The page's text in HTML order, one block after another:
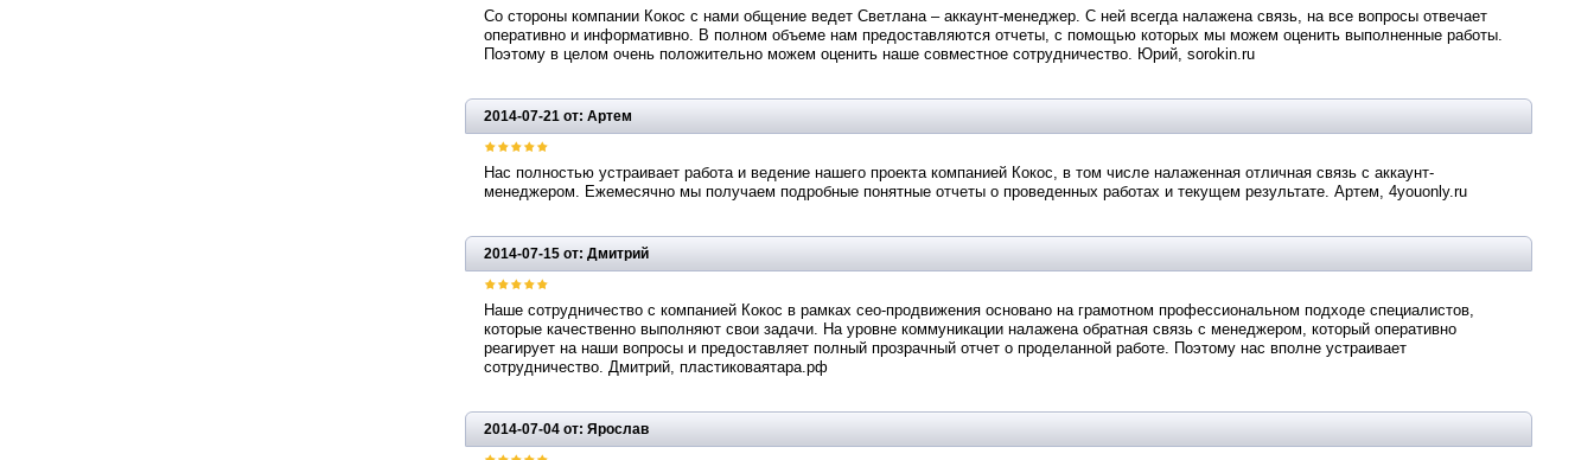
Со стороны компании Кокос с нами общение ведет Светлана – аккаунт-менеджер. С ней всегда налажена связь, на все вопросы отвечает
оперативно и информативно. В полном объеме нам предоставляются отчеты, с помощью которых мы можем оценить выполненные работы.
Поэтому в целом очень положительно можем оценить наше совместное сотрудничество. Юрий, sorokin.ru
2014-07-21 от: Артем
Нас полностью устраивает работа и ведение нашего проекта компанией Кокос, в том числе налаженная отличная связь с аккаунт-
менеджером. Ежемесячно мы получаем подробные понятные отчеты о проведенных работах и текущем результате. Артем, 4youonly.ru
2014-07-15 от: Дмитрий
Наше сотрудничество с компанией Кокос в рамках сео-продвижения основано на грамотном профессиональном подходе специалистов,
которые качественно выполняют свои задачи. На уровне коммуникации налажена обратная связь с менеджером, который оперативно
реагирует на наши вопросы и предоставляет полный прозрачный отчет о проделанной работе. Поэтому нас вполне устраивает
сотрудничество. Дмитрий, пластиковаятара.рф
2014-07-04 от: Ярослав